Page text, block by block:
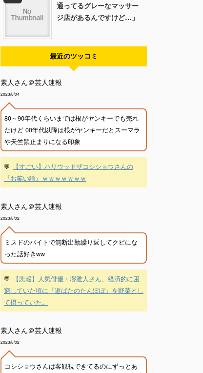
通ってるグレーなマッサー
ジ店があるんですけど…」
最近のツッコミ
素人さん＠芸人速報
2023/8/04
80～90年代くらいまでは根がヤンキーでも売れ
たけど 00年代以降は根がヤンキーだとスーマラ
や天竺鼠止まりになる印象
💬
【すごい】ハリウッドザコシショウさんの
『お笑い論』ｗｗｗｗｗｗｗ
素人さん＠芸人速報
2023/8/02
ミスドのバイトで無断出勤繰り返してクビにな
った話好きww
💬
【悲報】人気俳優・堺雅人さん、経済的に困
窮していた頃に『道ばたのたんぽぽ』を野菜とし
て摂っていた。
素人さん＠芸人速報
2023/8/02
コシショウさんは客観視できてるのにずっとあ